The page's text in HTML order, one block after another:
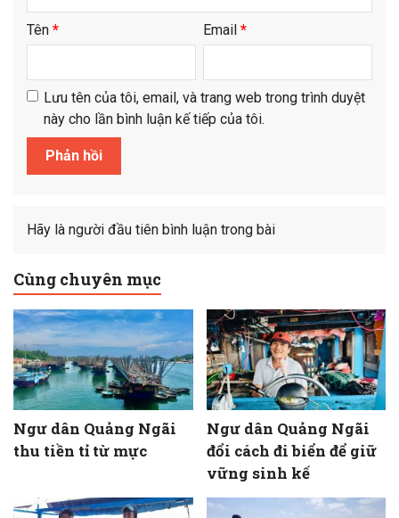
Tên * Email *
Lưu tên của tôi, email, và trang web trong trình duyệt
này cho lần bình luận kế tiếp của tôi.
Hãy là người đầu tiên bình luận trong bài
Cùng chuyên mục
Ngư dân Quảng Ngãi
thu tiền tỉ từ mực
Ngư dân Quảng Ngãi
đổi cách đi biển để giữ
vững sinh kế